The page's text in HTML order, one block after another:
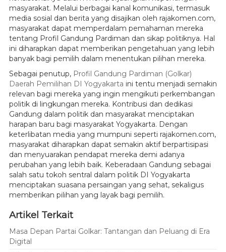
masyarakat. Melalui berbagai kanal komunikasi, termasuk
media sosial dan berita yang disajikan oleh rajakomen.com,
masyarakat dapat memperdalam pemahaman mereka
tentang Profil Gandung Pardiman dan sikap politiknya. Hal
ini diharapkan dapat memberikan pengetahuan yang lebih
banyak bagi pemilih dalam menentukan pilihan mereka.
Sebagai penutup, Profil Gandung Pardiman (Golkar)
Daerah Pemilihan DI Yogyakarta ini tentu menjadi semakin
relevan bagi mereka yang ingin mengikuti perkembangan
politik di lingkungan mereka. Kontribusi dan dedikasi
Gandung dalam politik dan masyarakat menciptakan
harapan baru bagi masyarakat Yogyakarta. Dengan
keterlibatan media yang mumpuni seperti rajakomen.com,
masyarakat diharapkan dapat semakin aktif berpartisipasi
dan menyuarakan pendapat mereka demi adanya
perubahan yang lebih baik. Keberadaan Gandung sebagai
salah satu tokoh sentral dalam politik DI Yogyakarta
menciptakan suasana persaingan yang sehat, sekaligus
memberikan pilihan yang layak bagi pemilih.
Artikel Terkait
Masa Depan Partai Golkar: Tantangan dan Peluang di Era
Digital